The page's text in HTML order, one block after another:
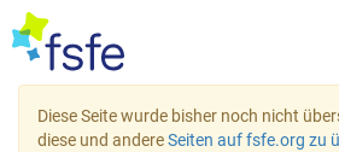
Diese Seite wurde bisher noch nicht
diese und andereSeiten auf fsfe.org zu